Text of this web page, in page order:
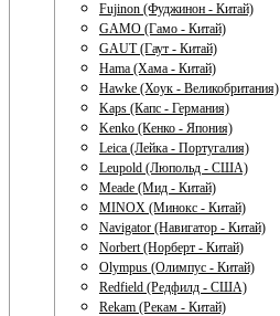
Fujinon (Фуджинон - Китай)
GAMO (Гамо - Китай)
GAUT (Гаут - Китай)
Hama (Хама - Китай)
Hawke (Хоук - Великобритания)
Kaps (Капс - Германия)
Kenko (Кенко - Япония)
Leica (Лейка - Португалия)
Leupold (Люпольд - США)
Meade (Мид - Китай)
MINOX (Минокс - Китай)
Navigator (Навигатор - Китай)
Norbert (Норберт - Китай)
Olympus (Олимпус - Китай)
Redfield (Редфилд - США)
Rekam (Рекам - Китай)